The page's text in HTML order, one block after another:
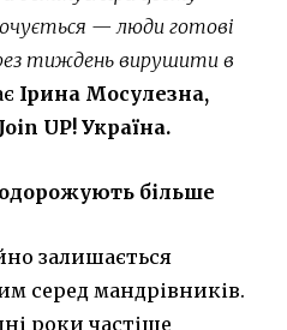
— люди готові
тиждень вирушити в
Ірина Мосулезна,
UP! Україна.
більше
залишається
серед мандрівників.
роки частіше